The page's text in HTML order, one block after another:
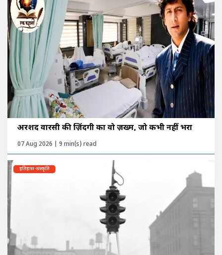
अरशद वारसी की ज़िंदगी का वो ज़ख्म, जो कभी नहीं भरा
07 Aug 2026 | 9 min(s) read
इतिहास-संस्कृति